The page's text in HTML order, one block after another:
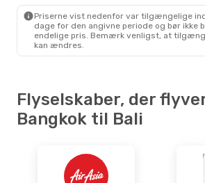
Priserne vist nedenfor var tilgængelige
dage for den angivne periode og bør ikke
endelige pris. Bemærk venligst, at
kan ændres.
Flyselskaber, der
Bangkok til Bali